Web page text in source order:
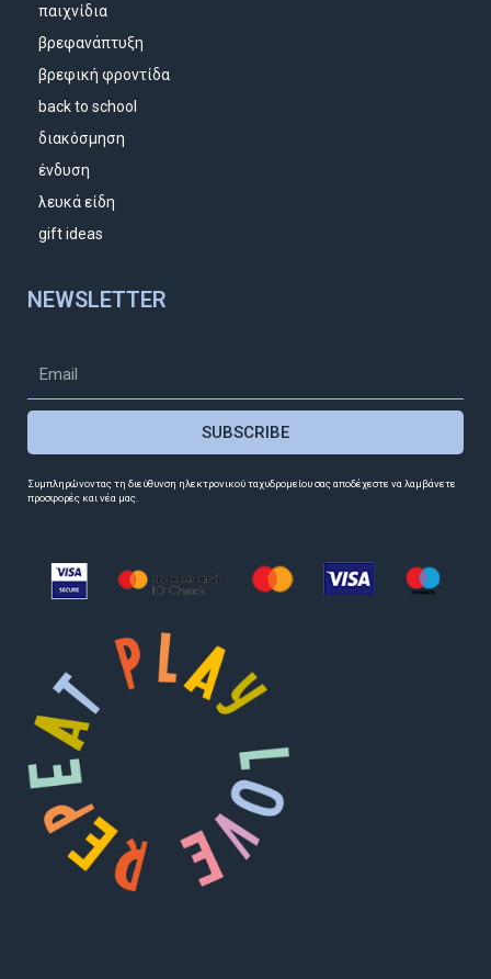
παιχνίδια
βρεφανάπτυξη
βρεφική φροντίδα
back to school
διακόσμηση
ένδυση
λευκά είδη
gift ideas
NEWSLETTER
SUBSCRIBE
Συμπληρώνοντας τη διεύθυνση ηλεκτρονικού ταχυδρομείου σας αποδέχεστε να λαμβάνετε
προσφορές και νέα μας.